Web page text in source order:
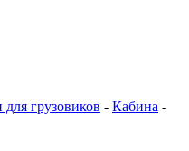
для грузовиков - Кабина -